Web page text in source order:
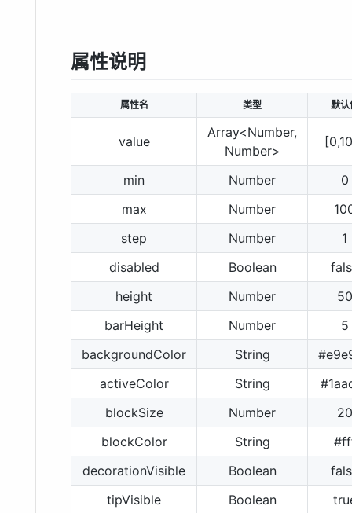
属性说明
属性名 类型 默认
value
Array<Number,
Number>
min Number
0
max
Number
step
Number
1
disabled
Boolean
height
Number
50
barHeight
Number
5
backgroundColor
String
activeColor
String
blockSize
Number
20
blockColor
String
decorationVisible
Boolean
tipVisible
Boolean